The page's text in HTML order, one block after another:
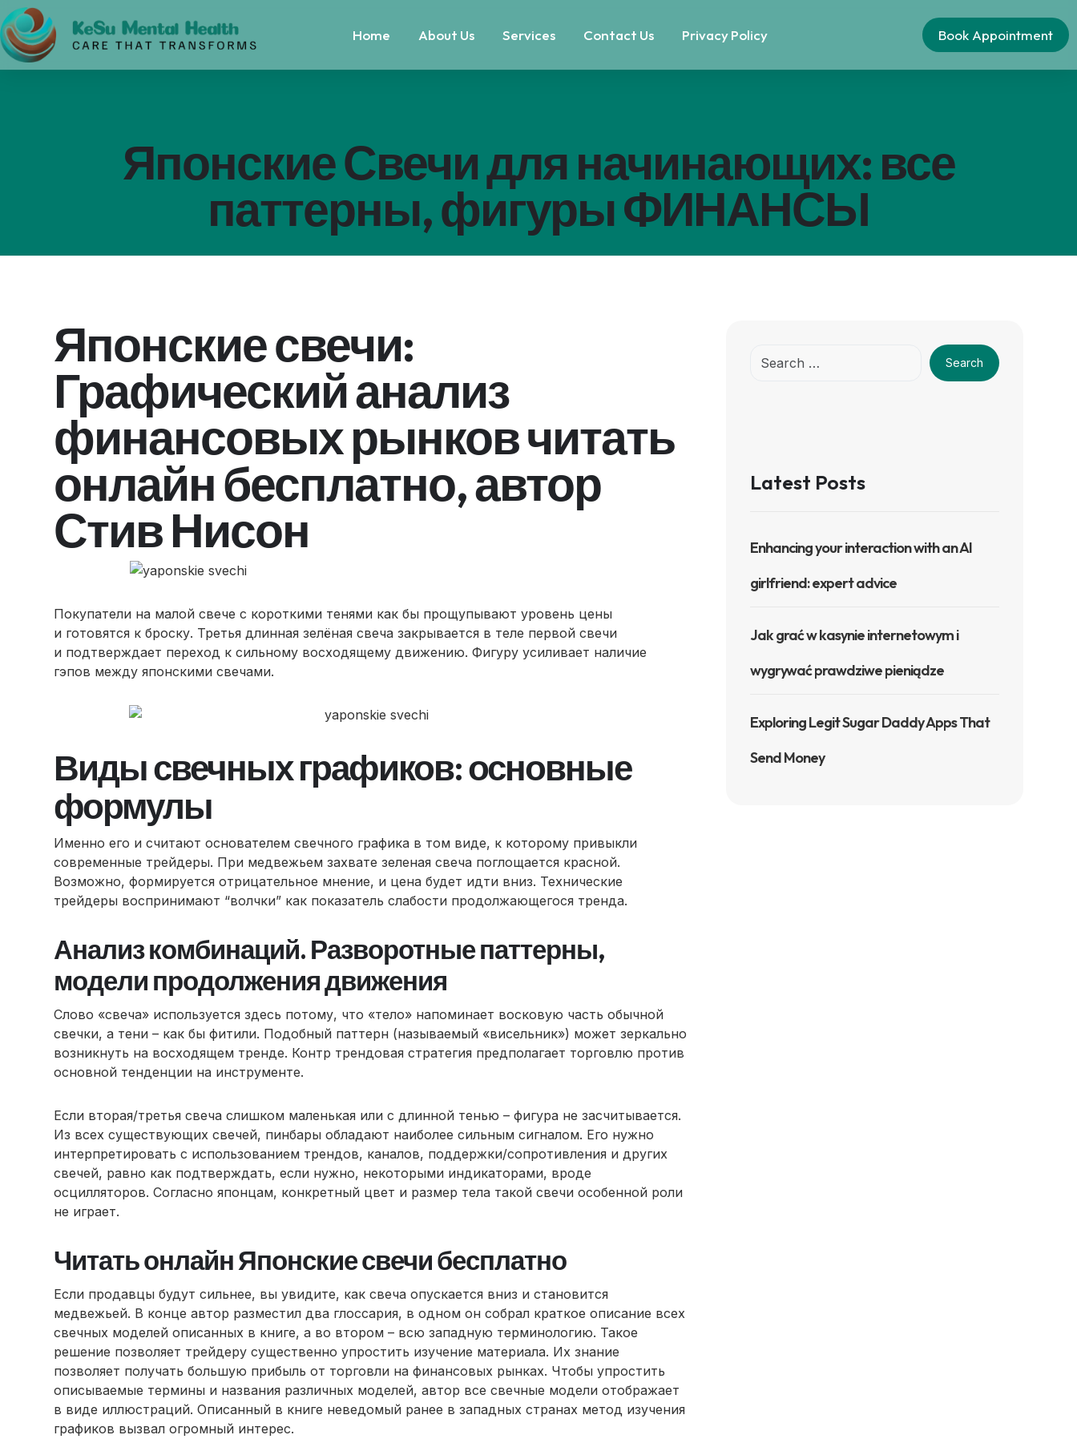
Home About Us Services Contact Us Privacy Policy Book Appointment
Японские Свечи для начинающих: все
паттерны, фигуры ФИНАНСЫ
Японские свечи:
Графический анализ
финансовых рынков читать
онлайн бесплатно, автор
Стив Нисон
Покупатели на малой свече с короткими тенями как бы прощупывают уровень цены
и готовятся к броску. Третья длинная зелёная свеча закрывается в теле первой свечи
и подтверждает переход к сильному восходящему движению. Фигуру усиливает наличие
гэпов между японскими свечами.
Виды свечных графиков: основные
формулы
Именно его и считают основателем свечного графика в том виде, к которому привыкли
современные трейдеры. При медвежьем захвате зеленая свеча поглощается красной.
Возможно, формируется отрицательное мнение, и цена будет идти вниз. Технические
трейдеры воспринимают “волчки” как показатель слабости продолжающегося тренда.
Анализ комбинаций. Разворотные паттерны,
модели продолжения движения
Слово «свеча» используется здесь потому, что «тело» напоминает восковую часть обычной
свечки, а тени – как бы фитили. Подобный паттерн (называемый «висельник») может зеркально
возникнуть на восходящем тренде. Контр трендовая стратегия предполагает торговлю против
основной тенденции на инструменте.
Если вторая/третья свеча слишком маленькая или с длинной тенью – фигура не засчитывается.
Из всех существующих свечей, пинбары обладают наиболее сильным сигналом. Его нужно
интерпретировать с использованием трендов, каналов, поддержки/сопротивления и других
свечей, равно как подтверждать, если нужно, некоторыми индикаторами, вроде
осцилляторов. Согласно японцам, конкретный цвет и размер тела такой свечи особенной роли
не играет.
Читать онлайн Японские свечи бесплатно
Если продавцы будут сильнее, вы увидите, как свеча опускается вниз и становится
медвежьей. В конце автор разместил два глоссария, в одном он собрал краткое описание всех
свечных моделей описанных в книге, а во втором – всю западную терминологию. Такое
решение позволяет трейдеру существенно упростить изучение материала. Их знание
позволяет получать большую прибыль от торговли на финансовых рынках. Чтобы упростить
описываемые термины и названия различных моделей, автор все свечные модели отображает
в виде иллюстраций. Описанный в книге неведомый ранее в западных странах метод изучения
графиков вызвал огромный интерес.
Search
Latest Posts
Enhancing your interaction with an AI
girlfriend: expert advice
Jak grać w kasynie internetowym i
wygrywać prawdziwe pieniądze
Exploring Legit Sugar Daddy Apps That
Send Money